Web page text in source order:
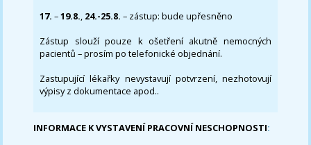
17. –19.8., 24.-25.8. – zástup: bude upřesněno
Zástup slouží pouze k ošetření akutně nemocných
pacientů – prosím po telefonické objednání.
Zastupující lékařky nevystavují potvrzení, nezhotovují
výpisy z dokumentace apod..
INFORMACE K VYSTAVENÍ PRACOVNÍ NESCHOPNOSTI: